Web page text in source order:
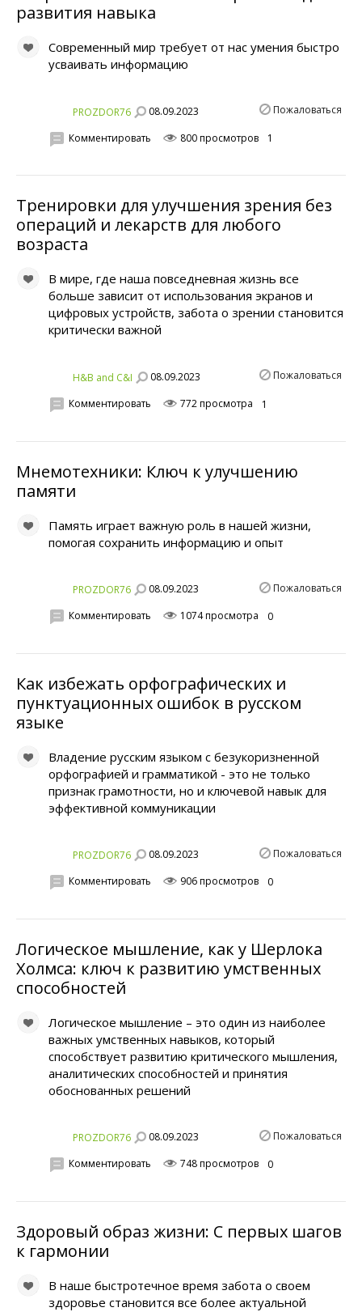
развития навыка
Современный мир требует от нас умения быстро
усваивать информацию
PROZDOR76 08.09.2023 Пожаловаться
Комментировать 800 просмотров 1
Тренировки для улучшения зрения без
операций и лекарств для любого
возраста
В мире, где наша повседневная жизнь все
больше зависит от использования экранов и
цифровых устройств, забота о зрении становится
критически важной
H&B аnd C&I 08.09.2023 Пожаловаться
Комментировать 772 просмотра 1
Мнемотехники: Ключ к улучшению
памяти
Память играет важную роль в нашей жизни,
помогая сохранить информацию и опыт
PROZDOR76 08.09.2023 Пожаловаться
Комментировать 1074 просмотра 0
Как избежать орфографических и
пунктуационных ошибок в русском
языке
Владение русским языком с безукоризненной
орфографией и грамматикой - это не только
признак грамотности, но и ключевой навык для
эффективной коммуникации
PROZDOR76 08.09.2023 Пожаловаться
Комментировать 906 просмотров 0
Логическое мышление, как у Шерлока
Холмса: ключ к развитию умственных
способностей
Логическое мышление – это один из наиболее
важных умственных навыков, который
способствует развитию критического мышления,
аналитических способностей и принятия
обоснованных решений
PROZDOR76 08.09.2023 Пожаловаться
Комментировать 748 просмотров 0
Здоровый образ жизни: С первых шагов
к гармонии
В наше быстротечное время забота о своем
здоровье становится все более актуальной